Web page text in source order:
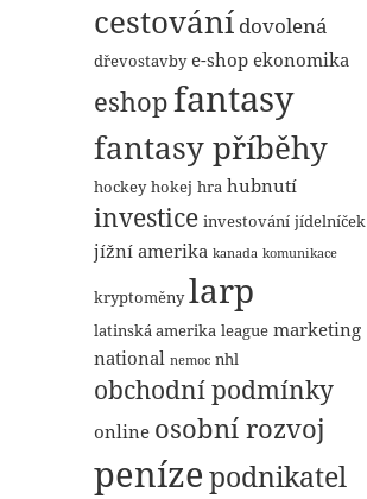
cestování dovolená
dřevostavby e-shop ekonomika
eshopfantasy
fantasy příběhy
hockey hokej hra hubnutí
investice investování jídelníček
jížní amerika kanada komunikace
kryptoměny larp
latinská amerika league marketing
national nemoc nhl
obchodní podmínky
online osobní rozvoj
penízepodnikatel